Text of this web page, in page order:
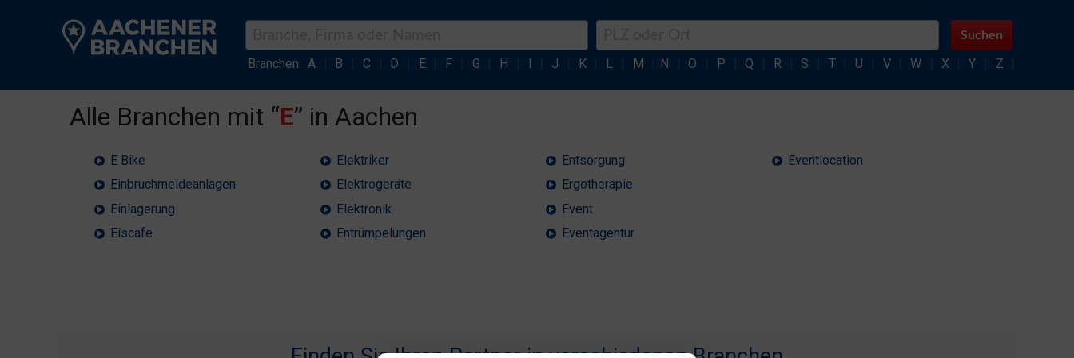
Suchen
Branchen: A B C D E F G H I J K L M N O P Q R S T U V W X Y Z
Alle Branchen mit “E” in Aachen
E Bike
Einbruchmeldeanlagen
Einlagerung
Eiscafe
Elektriker
Elektrogeräte
Elektronik
Entrümpelungen
Entsorgung
Ergotherapie
Event
Eventagentur
Eventlocation